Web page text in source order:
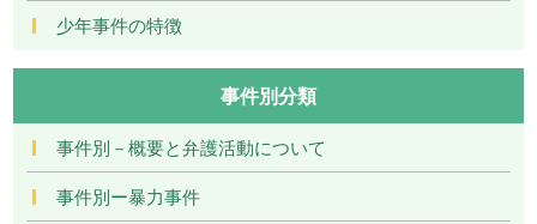
少年事件の特徴
事件別分類
事件別－概要と弁護活動について
事件別ー暴力事件